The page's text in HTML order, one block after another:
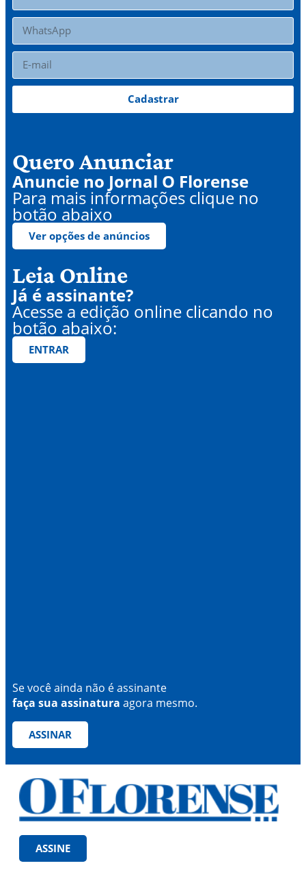
Cadastrar
Quero Anunciar
Anuncie no Jornal O Florense
Para mais informações clique no
botão abaixo
Ver opções de anúncios
Leia Online
Já é assinante?
Acesse a edição online clicando no
botão abaixo:
ENTRAR
Se você ainda não é assinante
faça sua assinatura agora mesmo.
ASSINAR
ASSINE